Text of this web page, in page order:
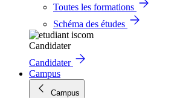
Toutes les formations
Schéma des études
Candidater
Candidater
Campus
Campus